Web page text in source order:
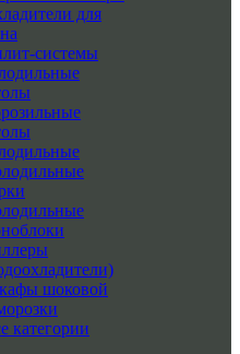
для
системы
шоковой
категории